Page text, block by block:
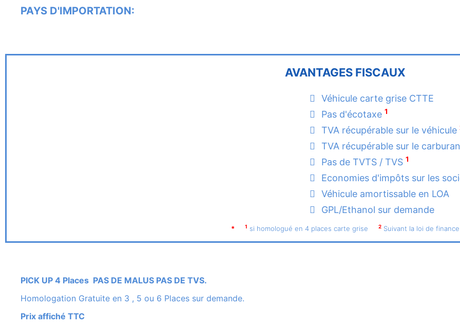
PAYS D'IMPORTATION:
AVANTAGES FISCAUX
Véhicule carte grise CTTE
Pas d'écotaxe 1
TVA récupérable sur le véhicule
TVA récupérable sur le
Pas de TVTS / TVS 1
Economies d'impôts sur les
Véhicule amortissable en LOA
GPL/Ethanol sur demande
* 1 si homologué en 4 places carte grise 2 Suivant la loi de finance
PICK UP 4 Places PAS DE MALUS PAS DE TVS.
Homologation Gratuite en 3 , 5 ou 6 Places sur demande.
Prix affiché TTC